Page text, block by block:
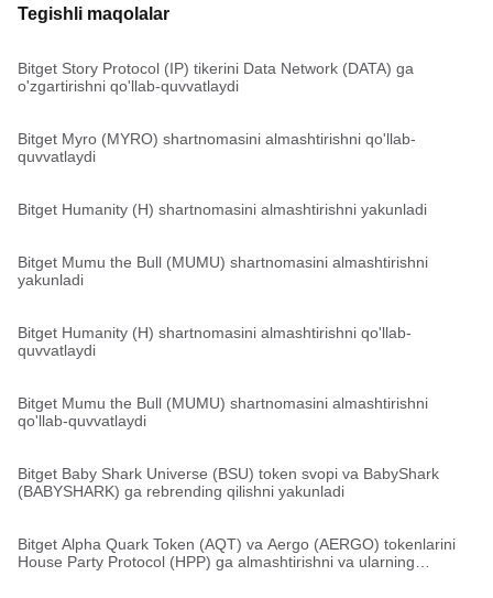
Tegishli maqolalar
Bitget Story Protocol (IP) tikerini Data Network (DATA) ga
o'zgartirishni qo'llab-quvvatlaydi
Bitget Myro (MYRO) shartnomasini almashtirishni qo'llab-
quvvatlaydi
Bitget Humanity (H) shartnomasini almashtirishni yakunladi
Bitget Mumu the Bull (MUMU) shartnomasini almashtirishni
yakunladi
Bitget Humanity (H) shartnomasini almashtirishni qo'llab-
quvvatlaydi
Bitget Mumu the Bull (MUMU) shartnomasini almashtirishni
qo'llab-quvvatlaydi
Bitget Baby Shark Universe (BSU) token svopi va BabyShark
(BABYSHARK) ga rebrending qilishni yakunladi
Bitget Alpha Quark Token (AQT) va Aergo (AERGO) tokenlarini
House Party Protocol (HPP) ga almashtirishni va ularning